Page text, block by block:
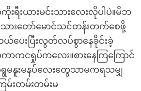
ရီးယားမင်းသားလေးလိုပါပဲ။မိဘ
းတော်မောင်သင်တန်းတက်စေဖို့
ပေးပြီးလွတ်လပ်စွာနေခိုင်းခဲ့
ကငရှုပ်ကလေး။စားနေကြကြောင်
ရွမနူးမနပ်လေးတွေသာမကရသမျှ
ြမ်းတမ်းတမ်းမ